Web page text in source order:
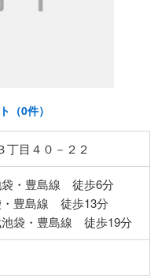
（0件）
丁目４０－２２
袋・豊島線 徒歩6分
・豊島線 徒歩13分
袋・豊島線 徒歩19分